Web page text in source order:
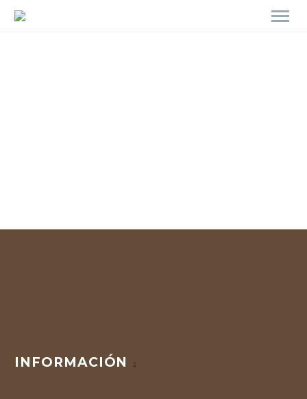
INFORMACIÓN